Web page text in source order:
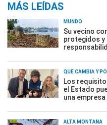
MÁS LEÍDAS
MUNDO
Su vecino
protegidos y
QUÉ CAMBIA Y
Los
el Estado
una
ALTA MONTAÑA